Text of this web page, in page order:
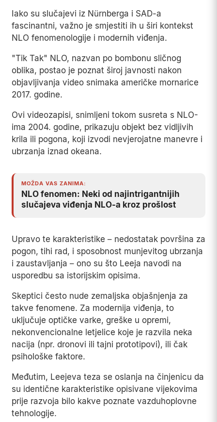
Iako su slučajevi iz Nürnberga i SAD-a
fascinantni, važno je smjestiti ih u širi kontekst
NLO fenomenologije i modernih viđenja.
"Tik Tak" NLO, nazvan po bombonu sličnog
oblika, postao je poznat široj javnosti nakon
objavljivanja video snimaka američke mornarice
2017. godine.
Ovi videozapisi, snimljeni tokom susreta s NLO-
ima 2004. godine, prikazuju objekt bez vidljivih
krila ili pogona, koji izvodi nevjerojatne manevre i
ubrzanja iznad okeana.
MOŽDA VAS ZANIMA:
NLO fenomen: Neki od najintrigantnijih
slučajeva viđenja NLO-a kroz prošlost
Upravo te karakteristike – nedostatak površina za
pogon, tihi rad, i sposobnost munjevitog ubrzanja
i zaustavljanja – ono su što Leeja navodi na
usporedbu sa istorijskim opisima.
Skeptici često nude zemaljska objašnjenja za
takve fenomene. Za modernija viđenja, to
uključuje optičke varke, greške u opremi,
nekonvencionalne letjelice koje je razvila neka
nacija (npr. dronovi ili tajni prototipovi), ili čak
psihološke faktore.
Međutim, Leejeva teza se oslanja na činjenicu da
su identične karakteristike opisivane vijekovima
prije razvoja bilo kakve poznate vazduhoplovne
tehnologije.